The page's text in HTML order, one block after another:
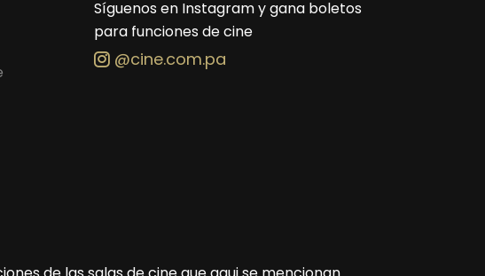
Síguenos en Instagram y gana boletos
para funciones de cine
@cine.com.pa